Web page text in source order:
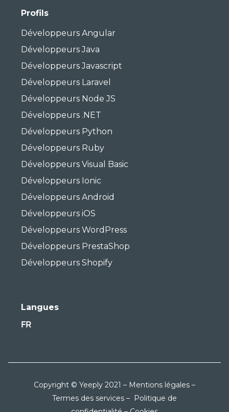
Profils
Développeurs Angular
Développeurs Java
Développeurs Javascript
Développeurs Laravel
Développeurs Node JS
Développeurs .NET
Développeurs Python
Développeurs Ruby
Développeurs Visual Basic
Développeurs Ionic
Développeurs Android
Développeurs iOS
Développeurs WordPress
Développeurs PrestaShop
Développeurs Shopify
Langues
FR
Copyright © Yeeply 2021 – Mentions légales –
Termes des services – Politique de